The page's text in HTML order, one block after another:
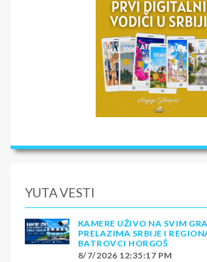
YUTA VESTI
KAMERE UŽIVO NA SVIM
PRELAZIMA SRBIJE I
BATROVCI HORGOŠ
8/7/2026 12:35:17 PM